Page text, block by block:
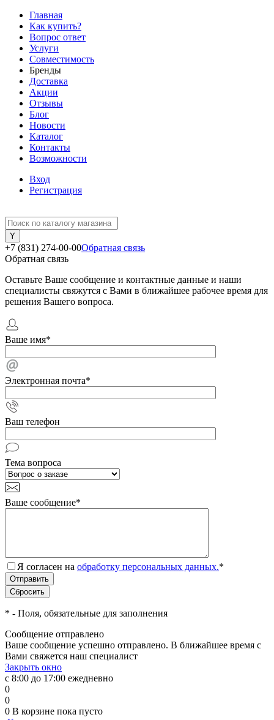
Главная
Как купить?
Вопрос ответ
Услуги
Совместимость
Бренды
Доставка
Акции
Отзывы
Блог
Новости
Каталог
Контакты
Возможности
Вход
Регистрация
+7 (831) 274-00-00Обратная связь
Обратная связь
Оставьте Ваше сообщение и контактные данные и наши
специалисты свяжутся с Вами в ближайшее рабочее время для
решения Вашего вопроса.
Ваше имя*
Электронная почта*
Ваш телефон
Тема вопроса
Ваше сообщение*
Я согласен на обработку персональных данных.*
* - Поля, обязательные для заполнения
Сообщение отправлено
Ваше сообщение успешно отправлено. В ближайшее время с
Вами свяжется наш специалист
Закрыть окно
с 8:00 до 17:00 ежедневно
0
0
0 В корзине пока пусто